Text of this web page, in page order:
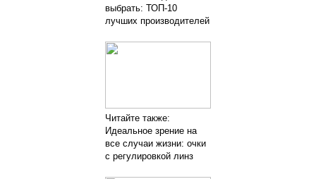
выбрать: ТОП-10
лучших производителей
Читайте также:
Идеальное зрение на
все случаи жизни: очки
с регулировкой линз